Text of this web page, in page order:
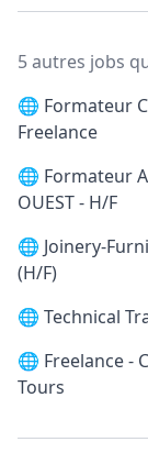
5 autres jobs
🌐 Formateur
Freelance
🌐 Formateur
OUEST - H/F
🌐 Joinery-
(H/F)
🌐 Technical
🌐 Freelance -
Tours